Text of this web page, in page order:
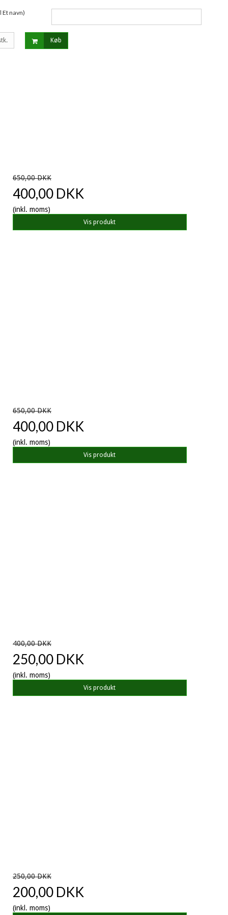
Et navn)
Køb
650,00 DKK
400,00 DKK
(inkl. moms)
Vis produkt
650,00 DKK
400,00 DKK
(inkl. moms)
Vis produkt
400,00 DKK
250,00 DKK
(inkl. moms)
Vis produkt
250,00 DKK
200,00 DKK
(inkl. moms)